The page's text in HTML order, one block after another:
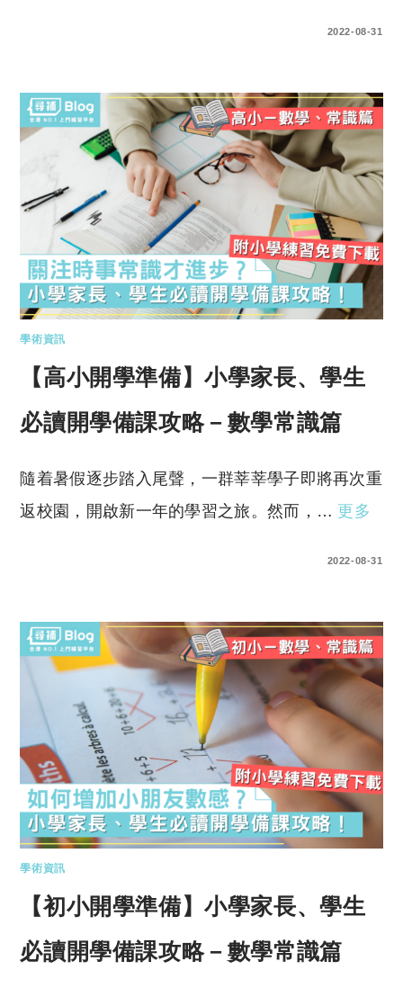
2022-08-31
學術資訊
【高小開學準備】小學家長、學生
必讀開學備課攻略－數學常識篇
隨着暑假逐步踏入尾聲，一群莘莘學子即將再次重
返校園，開啟新一年的學習之旅。然而，… 更多
2022-08-31
學術資訊
【初小開學準備】小學家長、學生
必讀開學備課攻略－數學常識篇